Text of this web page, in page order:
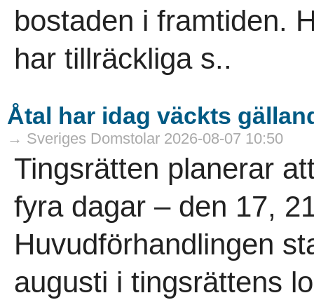
bostaden i framtiden.
har tillräckliga s..
Åtal har idag väckts
→ Sveriges Domstolar 2026-08-07 10:50
Tingsrätten planerar
fyra dagar – den 17,
Huvudförhandlingen
augusti i tingsrättens